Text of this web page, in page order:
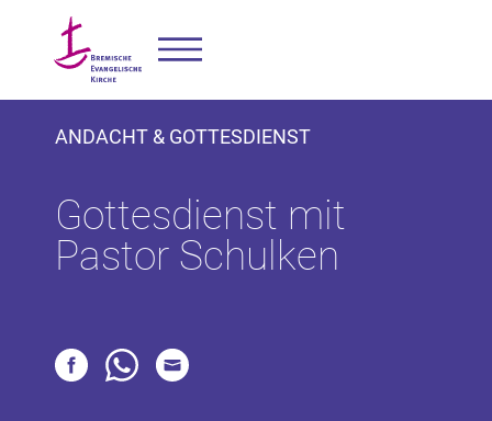
ANDACHT & GOTTESDIENST
Gottesdienst mit
Pastor Schulken